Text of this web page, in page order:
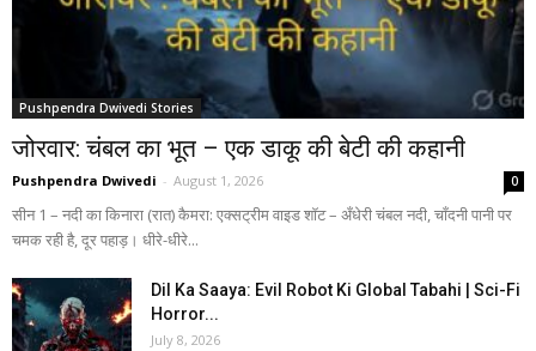
Pushpendra Dwivedi Stories
जोरवार: चंबल का भूत – एक डाकू की बेटी की कहानी
Pushpendra Dwivedi - August 1, 2026 0
सीन 1 – नदी का किनारा (रात) कैमरा: एक्सट्रीम वाइड शॉट – अँधेरी चंबल नदी, चाँदनी पानी पर
चमक रही है, दूर पहाड़। धीरे-धीरे...
Dil Ka Saaya: Evil Robot Ki Global Tabahi | Sci-Fi
Horror...
July 8, 2026